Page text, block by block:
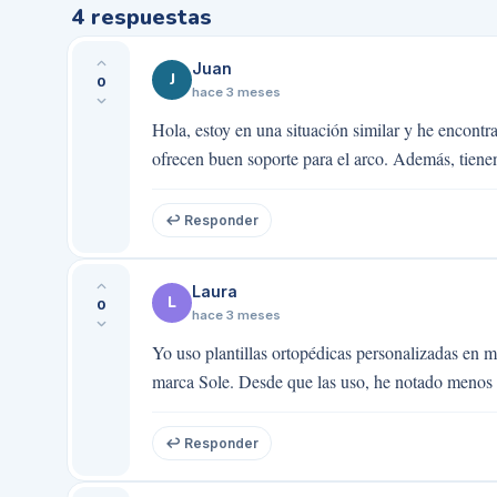
4 respuestas
0 J
Juan
hace 3 meses
Hola, estoy en una situación similar y he
ofrecen buen soporte para el arco. Además,
↩ Responder
0 L
Laura
hace 3 meses
Yo uso plantillas ortopédicas personalizadas en
marca Sole. Desde que las uso, he notado
↩ Responder